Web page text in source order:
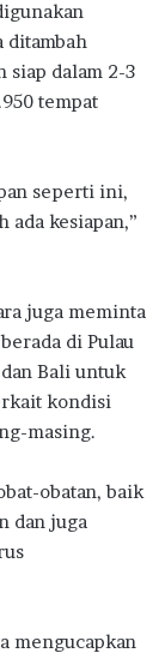
ditambah
siap dalam 2-3
tempat
seperti ini,
kesiapan,”
juga meminta
di Pulau
Bali untuk
kondisi
masing.
obatan, baik
dan juga
mengucapkan